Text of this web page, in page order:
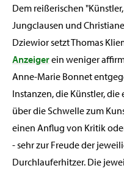
Dem reißerischen
Jungclausen und
Dziewior setzt Thomas
Anzeigerein weniger
Anne-Marie Bonnet
Instanzen, die Künstler, die
über die Schwelle zum
einen Anflug von Kritik
- sehr zur Freude der
Durchlauferhitzer. Die